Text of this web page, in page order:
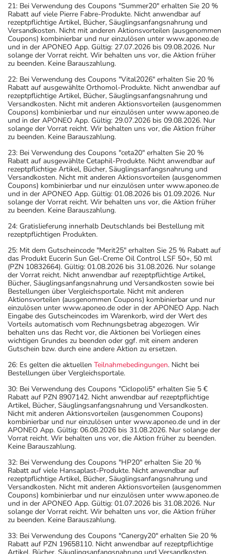
Überdosierungserscheinungen kommen, unter anderem
zu Magen-Darm-Beschwerden, Schwindel und
Pulsbeschleunigung. Setzen Sie sich bei dem Verdacht
auf eine Überdosierung umgehend mit einem Arzt in
Verbindung.
Einnahme vergessen?
Setzen Sie die Einnahme zum nächsten vorgeschriebenen
Zeitpunkt ganz normal (also nicht mit der doppelten
Menge) fort.
Generell gilt: Achten Sie vor allem bei Säuglingen,
Kleinkindern und älteren Menschen auf eine
gewissenhafte Dosierung. Im Zweifelsfalle fragen Sie
Ihren Arzt oder Apotheker nach etwaigen Auswirkungen
oder Vorsichtsmaßnahmen.
Eine vom Arzt verordnete Dosierung kann von den
Angaben der Packungsbeilage abweichen. Da der Arzt sie
individuell abstimmt, sollten Sie das Arzneimittel daher
nach seinen Anweisungen anwenden.
Aufbewahrung
Aufbewahrung
Das Arzneimittel muss im Dunkeln (z.B. im Umkarton)
aufbewahrt werden.
Wichtige Hinweise
Was sollten Sie beachten?
- Vorsicht: Das Reaktionsvermögen kann auch bei
bestimmungsgemäßem Gebrauch beeinträchtigt sein.
Achten Sie vor allem darauf, wenn Sie am Straßenverkehr
teilnehmen oder Maschinen (auch im Haushalt) bedienen,
mit denen Sie sich verletzen können.
- Vorsicht: Vermeiden Sie die Einnahme von Alkohol.
Beschwerden auftreten. Deshalb sollte die Behandlung
langsam, das heißt mit einem schrittweisen
Ausschleichen der Dosis, beendet werden. Lassen Sie
sich dazu am besten von Ihrem Arzt oder Apotheker
beraten.
Stoffe!
21: Bei Verwendung des Coupons "Summer20" erhalten Sie 20 %
Rabatt auf viele Pierre Fabre-Produkte. Nicht anwendbar auf
rezeptpflichtige Artikel, Bücher, Säuglingsanfangsnahrung und
Versandkosten. Nicht mit anderen Aktionsvorteilen (ausgenommen
Coupons) kombinierbar und nur einzulösen unter www.aponeo.de
und in der APONEO App. Gültig: 27.07.2026 bis 09.08.2026. Nur
solange der Vorrat reicht. Wir behalten uns vor, die Aktion früher
zu beenden. Keine Barauszahlung.
22: Bei Verwendung des Coupons "Vital2026" erhalten Sie 20 %
Rabatt auf ausgewählte Orthomol-Produkte. Nicht anwendbar auf
rezeptpflichtige Artikel, Bücher, Säuglingsanfangsnahrung und
Versandkosten. Nicht mit anderen Aktionsvorteilen (ausgenommen
Coupons) kombinierbar und nur einzulösen unter www.aponeo.de
und in der APONEO App. Gültig: 29.07.2026 bis 09.08.2026. Nur
solange der Vorrat reicht. Wir behalten uns vor, die Aktion früher
zu beenden. Keine Barauszahlung.
23: Bei Verwendung des Coupons "ceta20" erhalten Sie 20 %
Rabatt auf ausgewählte Cetaphil-Produkte. Nicht anwendbar auf
rezeptpflichtige Artikel, Bücher, Säuglingsanfangsnahrung und
Versandkosten. Nicht mit anderen Aktionsvorteilen (ausgenommen
Coupons) kombinierbar und nur einzulösen unter www.aponeo.de
und in der APONEO App. Gültig: 01.08.2026 bis 01.09.2026. Nur
solange der Vorrat reicht. Wir behalten uns vor, die Aktion früher
zu beenden. Keine Barauszahlung.
24: Gratislieferung innerhalb Deutschlands bei Bestellung mit
rezeptpflichtigen Produkten.
25: Mit dem Gutscheincode "Merit25" erhalten Sie 25 % Rabatt auf
das Produkt Eucerin Sun Gel-Creme Oil Control LSF 50+, 50 ml
(PZN 10832664). Gültig: 01.08.2026 bis 31.08.2026. Nur solange
der Vorrat reicht. Nicht anwendbar auf rezeptpflichtige Artikel,
Bücher, Säuglingsanfangsnahrung und Versandkosten sowie bei
Bestellungen über Vergleichsportale. Nicht mit anderen
Aktionsvorteilen (ausgenommen Coupons) kombinierbar und nur
einzulösen unter www.aponeo.de oder in der APONEO App. Nach
Eingabe des Gutscheincodes im Warenkorb, wird der Wert des
Vorteils automatisch vom Rechnungsbetrag abgezogen. Wir
behalten uns das Recht vor, die Aktionen bei Vorliegen eines
wichtigen Grundes zu beenden oder ggf. mit einem anderen
Gutschein bzw. durch eine andere Aktion zu ersetzen.
26: Es gelten die aktuellen Teilnahmebedingungen. Nicht bei
Bestellungen über Vergleichsportale.
30: Bei Verwendung des Coupons "Ciclopoli5" erhalten Sie 5 €
Rabatt auf PZN 8907142. Nicht anwendbar auf rezeptpflichtige
Artikel, Bücher, Säuglingsanfangsnahrung und Versandkosten.
Nicht mit anderen Aktionsvorteilen (ausgenommen Coupons)
kombinierbar und nur einzulösen unter www.aponeo.de und in der
APONEO App. Gültig: 06.08.2026 bis 31.08.2026. Nur solange der
Vorrat reicht. Wir behalten uns vor, die Aktion früher zu beenden.
Keine Barauszahlung.
32: Bei Verwendung des Coupons "HP20" erhalten Sie 20 %
Rabatt auf viele Hansaplast-Produkte. Nicht anwendbar auf
rezeptpflichtige Artikel, Bücher, Säuglingsanfangsnahrung und
Versandkosten. Nicht mit anderen Aktionsvorteilen (ausgenommen
Coupons) kombinierbar und nur einzulösen unter www.aponeo.de
und in der APONEO App. Gültig: 01.07.2026 bis 31.08.2026. Nur
solange der Vorrat reicht. Wir behalten uns vor, die Aktion früher
zu beenden. Keine Barauszahlung.
33: Bei Verwendung des Coupons "Canergy20" erhalten Sie 20 %
Rabatt auf PZN 19658110. Nicht anwendbar auf rezeptpflichtige